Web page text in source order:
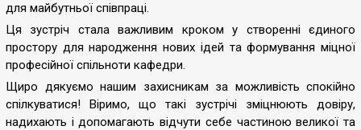
для майбутньої співпраці.
Ця зустріч стала важливим кроком у створенні єдиного
простору для народження нових ідей та формування міцної
професійної спільноти кафедри.
Щиро дякуємо нашим захисникам за можливість спокійно
спілкуватися! Віримо, що такі зустрічі зміцнюють довіру,
надихають і допомагають відчути себе частиною великої та